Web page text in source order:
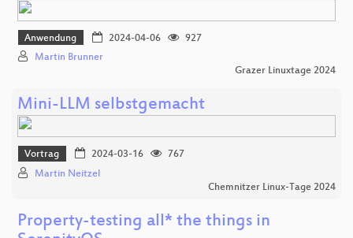
Anwendung 2024-04-06
927
Martin Brunner
Grazer Linuxtage 2024
Mini-LLM selbstgemacht
Vortrag 2024-03-16
767
Martin Neitzel
Chemnitzer Linux-Tage 2024
Property-testing all* the things in